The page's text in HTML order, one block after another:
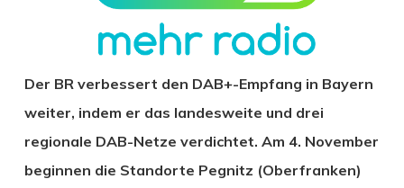
Der BR verbessert den DAB+-Empfang in Bayern
weiter, indem er das landesweite und drei
regionale DAB-Netze verdichtet. Am 4. November
beginnen die Standorte Pegnitz (Oberfranken)